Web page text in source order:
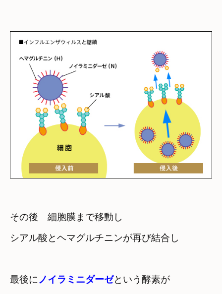
その後　細胞膜まで移動し
シアル酸とヘマグルチニンが再び結合し
最後に ノイラミニダーゼという酵素が